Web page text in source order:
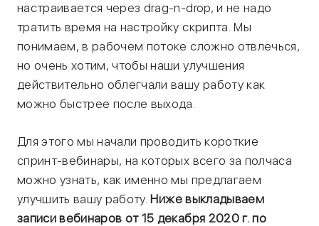
настраивается через drag-n-drop, и не надо
тратить время на настройку скрипта. Мы
понимаем, в рабочем потоке сложно отвлечься,
но очень хотим, чтобы наши улучшения
действительно облегчали вашу работу как
можно быстрее после выхода.
Для этого мы начали проводить короткие
спринт-вебинары, на которых всего за полчаса
можно узнать, как именно мы предлагаем
улучшить вашу работу.Ниже выкладываем
записи вебинаров от 15 декабря 2020 г. по